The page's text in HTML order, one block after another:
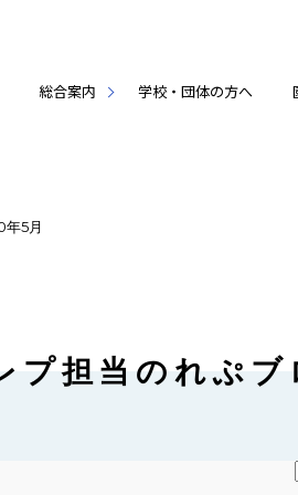
総合案内 学校・団体の方へ
年5月
プ担当のれぷ